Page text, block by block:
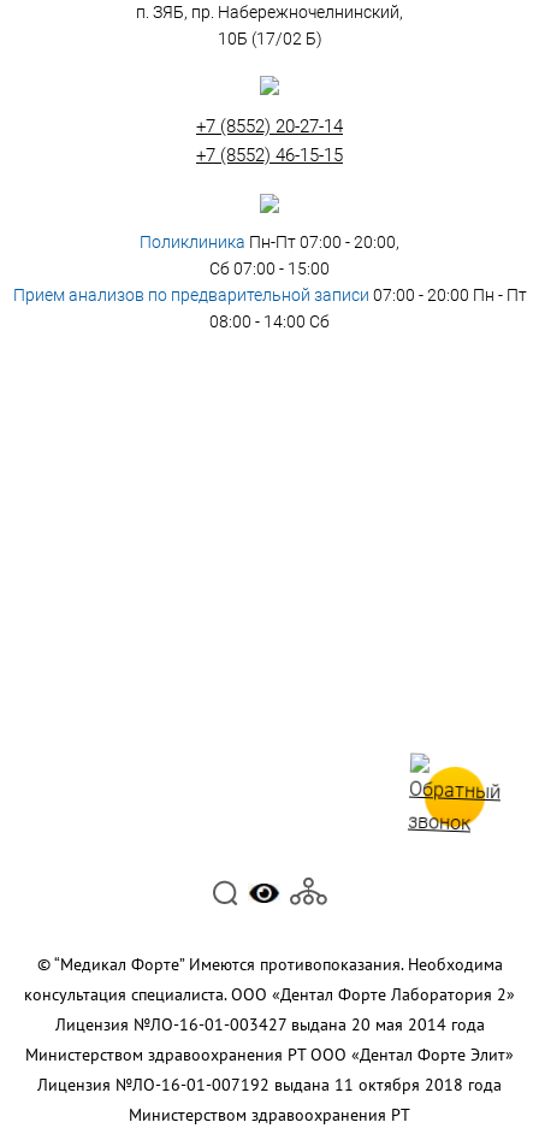
п. ЗЯБ, пр. Набережночелнинский,
10Б (17/02 Б)
+7 (8552) 20-27-14
+7 (8552) 46-15-15
Поликлиника Пн-Пт 07:00 - 20:00,
Сб 07:00 - 15:00
Прием анализов по предварительной записи 07:00 - 20:00 Пн - Пт
08:00 - 14:00 Сб
© “Медикал Форте” Имеются противопоказания. Необходима
консультация специалиста. ООО «Дентал Форте Лаборатория 2»
Лицензия №ЛО-16-01-003427 выдана 20 мая 2014 года
Министерством здравоохранения РТ ООО «Дентал Форте Элит»
Лицензия №ЛО-16-01-007192 выдана 11 октября 2018 года
Министерством здравоохранения РТ